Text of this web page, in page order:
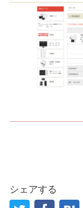
シェアする